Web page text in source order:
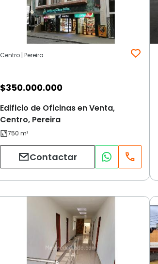
Centro | Pereira
$350.000.000
Edificio de Oficinas en Venta,
Centro, Pereira
Contactar